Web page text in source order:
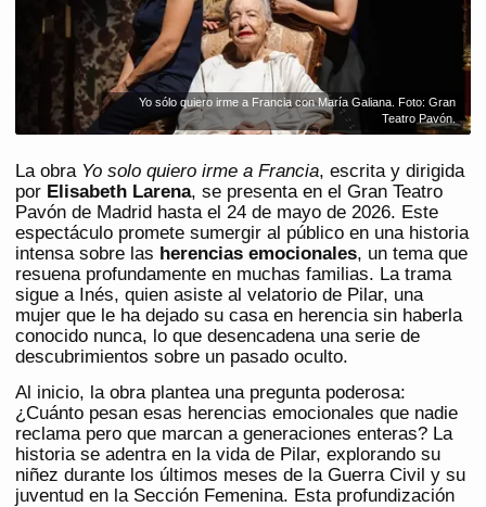
Yo sólo quiero irme a Francia con María Galiana. Foto: Gran
Teatro Pavón.
La obra Yo solo quiero irme a Francia, escrita y dirigida
por Elisabeth Larena, se presenta en el Gran Teatro
Pavón de Madrid hasta el 24 de mayo de 2026. Este
espectáculo promete sumergir al público en una historia
intensa sobre las herencias emocionales, un tema que
resuena profundamente en muchas familias. La trama
sigue a Inés, quien asiste al velatorio de Pilar, una
mujer que le ha dejado su casa en herencia sin haberla
conocido nunca, lo que desencadena una serie de
descubrimientos sobre un pasado oculto.
Al inicio, la obra plantea una pregunta poderosa:
¿Cuánto pesan esas herencias emocionales que nadie
reclama pero que marcan a generaciones enteras? La
historia se adentra en la vida de Pilar, explorando su
niñez durante los últimos meses de la Guerra Civil y su
juventud en la Sección Femenina. Esta profundización